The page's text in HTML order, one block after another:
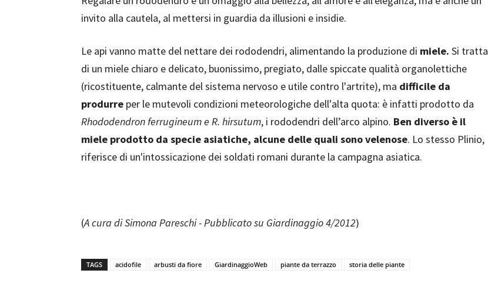
invito alla cautela, al mettersi in guardia da illusioni e insidie.
Le api vanno matte del nettare dei rododendri, alimentando la produzione di miele. Si tratta
di un miele chiaro e delicato, buonissimo, pregiato, dalle spiccate qualità organolettiche
(ricostituente, calmante del sistema nervoso e utile contro l'artrite), ma difficile da
produrre per le mutevoli condizioni meteorologiche dell'alta quota: è infatti prodotto da
Rhododendron ferrugineum e R. hirsutum, i rododendri dell’arco alpino. Ben diverso è il
miele prodotto da specie asiatiche, alcune delle quali sono velenose. Lo stesso Plinio,
riferisce di un'intossicazione dei soldati romani durante la campagna asiatica.
(A cura di Simona Pareschi - Pubblicato su Giardinaggio 4/2012)
TAGS acidofile arbusti da fiore GiardinaggioWeb piante da terrazzo storia delle piante